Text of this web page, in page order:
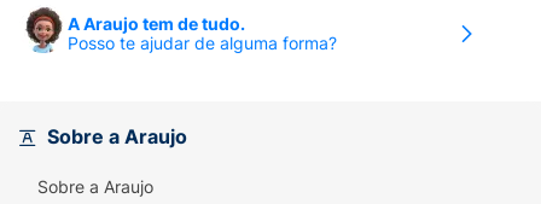
Não recomendado para crianças, gestantes,
Ficha Técnica:
Marca:Red Bull.
A Araujo tem de tudo.
Posso te ajudar de alguma forma?
Sobre a Araujo
Sobre a Araujo